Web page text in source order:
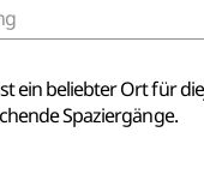
ein beliebter Ort für
Spaziergänge.